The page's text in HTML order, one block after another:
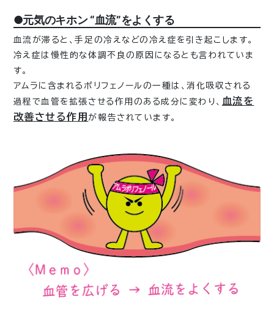
●元気のキホン “血流”をよくする
血流が滞ると、手足の冷えなどの冷え症を引き起こします。
冷え症は慢性的な体調不良の原因になるとも言われていま
す。
アムラに含まれるポリフェノールの一種は、消化吸収される
過程で血管を拡張させる作用のある成分に変わり、
血流を
改善させる作用 が報告されています。